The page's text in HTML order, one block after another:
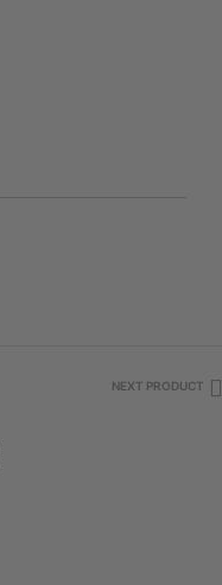
NEXT PRODUCT